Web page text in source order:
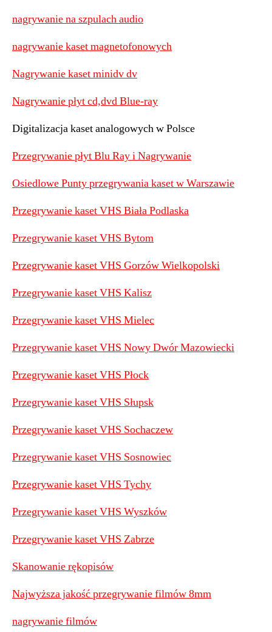
nagrywanie na szpulach audio
nagrywanie kaset magnetofonowych
Nagrywanie kaset minidv dv
Nagrywanie płyt cd,dvd Blue-ray
Digitalizacja kaset analogowych w Polsce
Przegrywanie płyt Blu Ray i Nagrywanie
Osiedlowe Punty przegrywania kaset w Warszawie
Przegrywanie kaset VHS Biała Podlaska
Przegrywanie kaset VHS Bytom
Przegrywanie kaset VHS Gorzów Wielkopolski
Przegrywanie kaset VHS Kalisz
Przegrywanie kaset VHS Mielec
Przegrywanie kaset VHS Nowy Dwór Mazowiecki
Przegrywanie kaset VHS Płock
Przegrywanie kaset VHS Słupsk
Przegrywanie kaset VHS Sochaczew
Przegrywanie kaset VHS Sosnowiec
Przegrywanie kaset VHS Tychy
Przegrywanie kaset VHS Wyszków
Przegrywanie kaset VHS Zabrze
Skanowanie rękopisów
Najwyższa jakość przegrywanie filmów 8mm
nagrywanie filmów